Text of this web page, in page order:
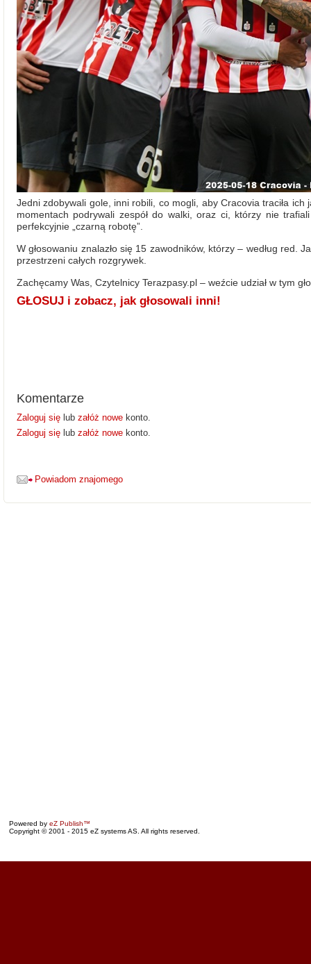
Jedni zdobywali gole, inni robili, co mogli, aby Cracovia traciła
momentach podrywali zespół do walki, oraz ci, którzy nie
perfekcyjnie „czarną robotę”.
W głosowaniu znalazło się 15 zawodników, którzy – według red.
przestrzeni całych rozgrywek.
Zachęcamy Was, Czytelnicy Terazpasy.pl – weźcie udział w tym
GŁOSUJ i zobacz, jak głosowali inni!
Komentarze
Zaloguj się lub załóż nowe konto.
Zaloguj się lub załóż nowe konto.
Powiadom znajomego
Powered by eZ Publish™
Copyright © 2001 - 2015 eZ systems AS. All rights reserved.